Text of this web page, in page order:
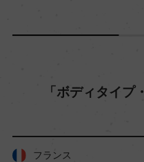
土壌
「ボディタイ
フランス